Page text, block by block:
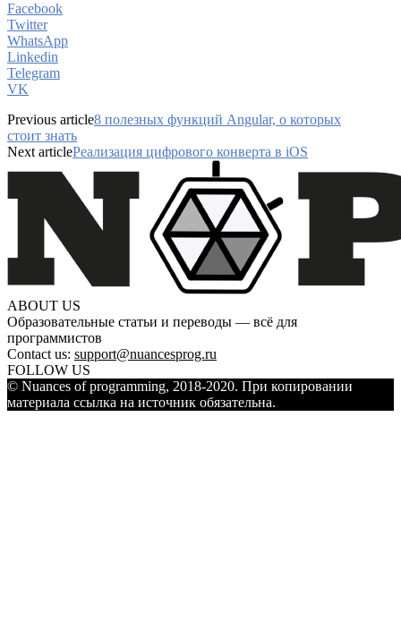
Facebook
Twitter
WhatsApp
Linkedin
Telegram
VK
Previous article8 полезных функций Angular, о которых
стоит знать
Next articleРеализация цифрового конверта в iOS
ABOUT US
Образовательные статьи и переводы — всё для
программистов
Contact us: support@nuancesprog.ru
FOLLOW US
© Nuances of programming, 2018-2020. При копировании
материала ссылка на источник обязательна.